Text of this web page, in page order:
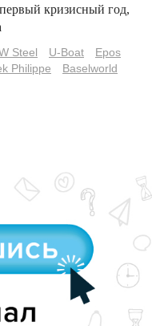
кризисный год,
Steel U-Boat
Epos
Philippe
Baselworld